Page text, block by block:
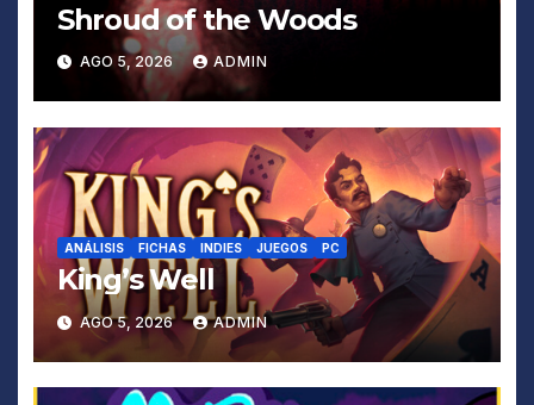
Shroud of the Woods
AGO 5, 2026 ADMIN
ANÁLISIS FICHAS INDIES JUEGOS PC
King’s Well
AGO 5, 2026 ADMIN